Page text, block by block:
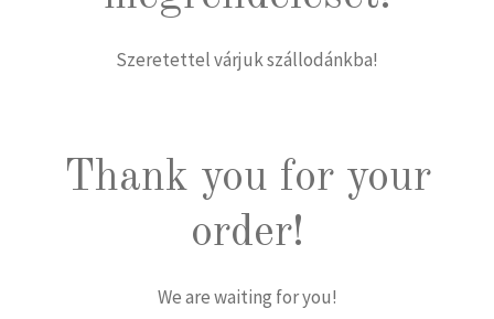
Szeretettel várjuk szállodánkba!
Thank you for your
order!
We are waiting for you!